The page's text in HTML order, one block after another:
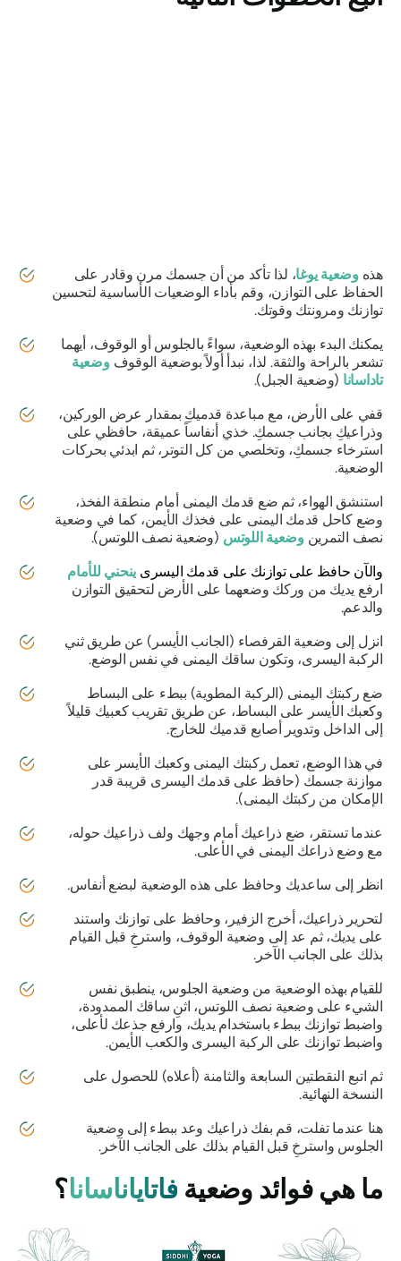
هذهوضعية يوغا، لذا تأكد من أن جسمك مرن وقادر على
الحفاظ على التوازن، وقم بأداء الوضعيات الأساسية لتحسين
توازنك ومرونتك وقوتك.
يمكنك البدء بهذه الوضعية، سواءً بالجلوس أو الوقوف، أيهما
تشعر بالراحة والثقة. لذا، نبدأ أولاً بوضعية الوقوفوضعية
تاداسانا(وضعية الجبل).
قفي على الأرض، مع مباعدة قدميكِ بمقدار عرض الوركين،
وذراعيكِ بجانب جسمكِ. خذي أنفاساً عميقة، حافظي على
استرخاء جسمكِ، وتخلصي من كل التوتر، ثم ابدئي بحركات
الوضعية.
استنشق الهواء، ثم ضع قدمك اليمنى أمام منطقة الفخذ،
وضع كاحل قدمك اليمنى على فخذك الأيمن، كما في وضعية
نصف التمرينوضعية اللوتس(وضعية نصف اللوتس).
والآن حافظ على توازنك على قدمك اليسرىينحني للأمام
ارفع يديك من وركك وضعهما على الأرض لتحقيق التوازن
والدعم.
انزل إلى وضعية القرفصاء (الجانب الأيسر) عن طريق ثني
الركبة اليسرى، وتكون ساقك اليمنى في نفس الوضع.
ضع ركبتك اليمنى (الركبة المطوية) ببطء على البساط
وكعبك الأيسر على البساط، عن طريق تقريب كعبيك قليلاً
إلى الداخل وتدوير أصابع قدميك للخارج.
في هذا الوضع، تعمل ركبتك اليمنى وكعبك الأيسر على
موازنة جسمك (حافظ على قدمك اليسرى قريبة قدر
الإمكان من ركبتك اليمنى).
عندما تستقر، ضع ذراعيك أمام وجهك ولف ذراعيك حوله،
مع وضع ذراعك اليمنى في الأعلى.
انظر إلى ساعديك وحافظ على هذه الوضعية لبضع أنفاس.
لتحرير ذراعيك، أخرج الزفير، وحافظ على توازنك واستند
على يديك، ثم عد إلى وضعية الوقوف، واسترخِ قبل القيام
بذلك على الجانب الآخر.
للقيام بهذه الوضعية من وضعية الجلوس، ينطبق نفس
الشيء على وضعية نصف اللوتس، اثنِ ساقك الممدودة،
واضبط توازنك ببطء باستخدام يديك، وارفع جذعك لأعلى،
واضبط توازنك على الركبة اليسرى والكعب الأيمن.
ثم اتبع النقطتين السابعة والثامنة (أعلاه) للحصول على
النسخة النهائية.
هنا عندما تفلت، قم بفك ذراعيك وعد ببطء إلى وضعية
الجلوس واسترخِ قبل القيام بذلك على الجانب الآخر.
ما هي فوائد وضعيةفاتاياناسانا؟